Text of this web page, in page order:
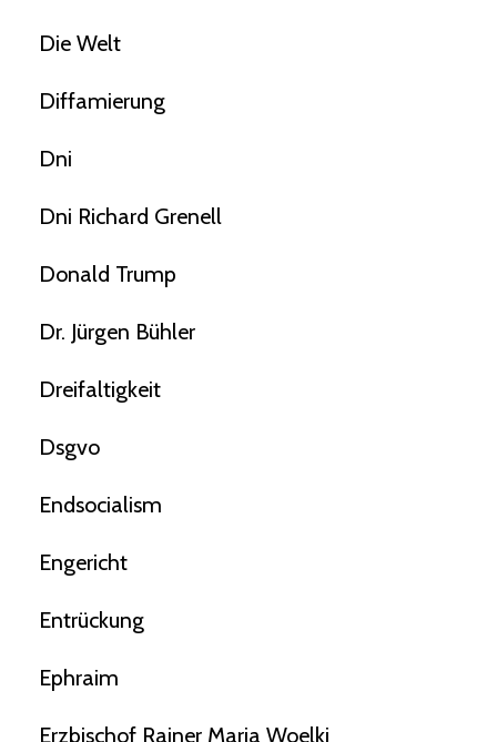
Die Welt
Diffamierung
Dni
Dni Richard Grenell
Donald Trump
Dr. Jürgen Bühler
Dreifaltigkeit
Dsgvo
Endsocialism
Engericht
Entrückung
Ephraim
Erzbischof Rainer Maria Woelki